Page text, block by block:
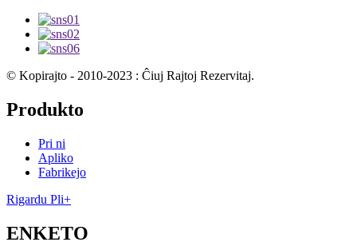
© Kopirajto - 2010-2023 : Ĉiuj Rajtoj Rezervitaj.
Produkto
Pri ni
Apliko
Fabrikejo
Rigardu Pli+
ENKETO